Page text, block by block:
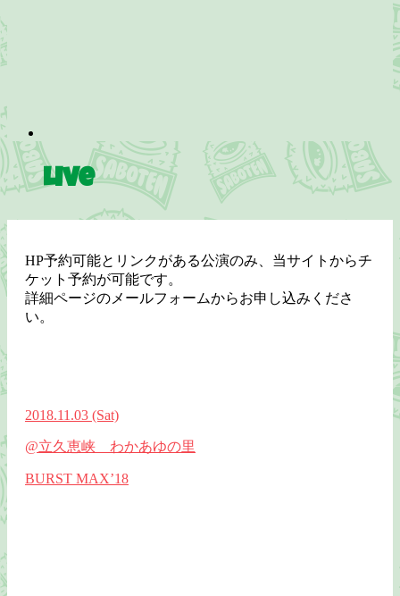
Live
HP予約可能とリンクがある公演のみ、当サイトからチ
ケット予約が可能です。
詳細ページのメールフォームからお申し込みくださ
い。
2018.11.03 (Sat)
@立久恵峡 わかあゆの里
BURST MAX’18